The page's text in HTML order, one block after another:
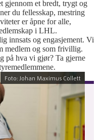
gjennom et bredt, trygt og
du fellesskap, mestring
er åpne for alle,
i LHL.
innsats og engasjement. Vi
medlem og som frivillig.
på hva vi gjør? Ta gjerne
Foto: Johan Maximus Collett